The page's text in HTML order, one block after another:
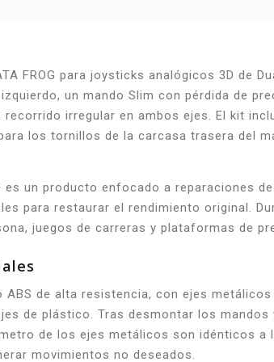
FROG para joysticks analógicos 3D de
un mando Slim con pérdida de
irregular en ambos ejes. El kit
los tornillos de la carcasa trasera del
un producto enfocado a reparaciones
para restaurar el rendimiento original.
juegos de carreras y plataformas de
de alta resistencia, con ejes
de plástico. Tras desmontar los
de los ejes metálicos son idénticos
movimientos no deseados.